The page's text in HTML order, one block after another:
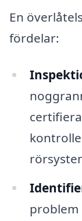
En
fördelar:
problem